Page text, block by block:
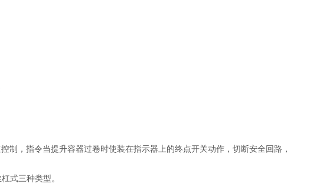
，指令当提升容器过卷时使装在指示器上的终点开关动作，切断安全回路，
式三种类型。